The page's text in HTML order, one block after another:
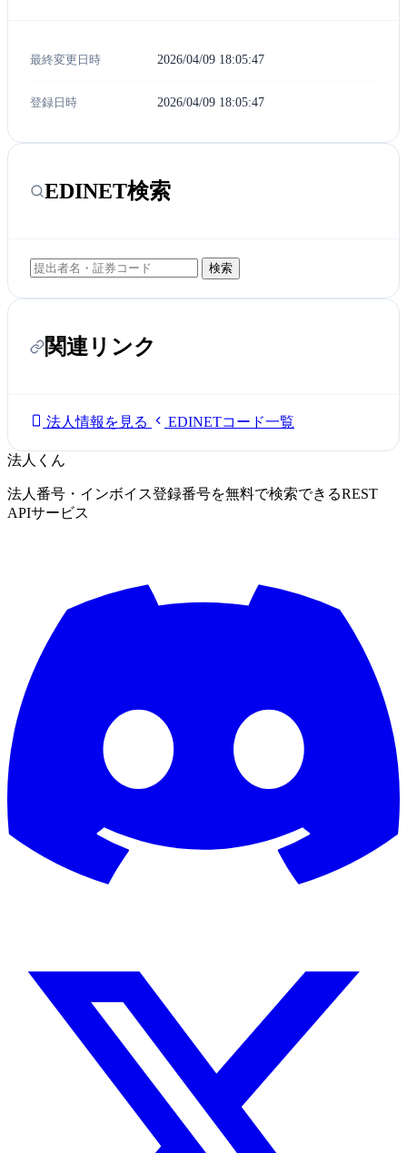
最終変更日時 2026/04/09 18:05:47
登録日時 2026/04/09 18:05:47
EDINET検索
検索
関連リンク
法人情報を見る EDINETコード一覧
法人くん
法人番号・インボイス登録番号を無料で検索できるREST
APIサービス